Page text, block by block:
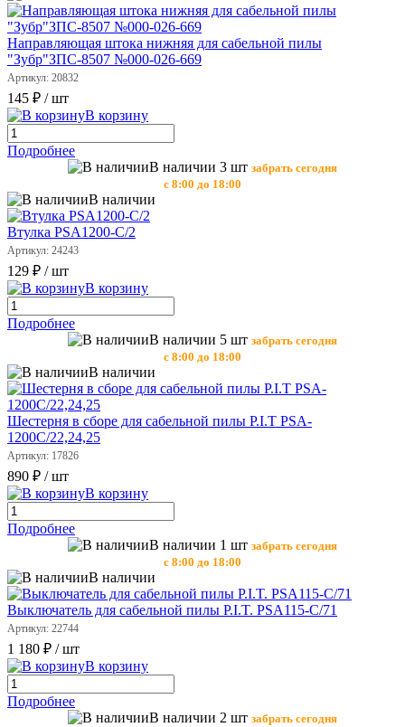
Направляющая штока нижняя для сабельной пилы
"Зубр"ЗПС-8507 №000-026-669
Артикул: 20832
145 ₽ / шт
В корзину
Подробнее
В наличии 3 шт забрать сегодня
с 8:00 до 18:00
В наличии
Втулка PSA1200-C/2
Артикул: 24243
129 ₽ / шт
В корзину
Подробнее
В наличии 5 шт забрать сегодня
с 8:00 до 18:00
В наличии
Шестерня в сборе для сабельной пилы P.I.T PSA-
1200С/22,24,25
Артикул: 17826
890 ₽ / шт
В корзину
Подробнее
В наличии 1 шт забрать сегодня
с 8:00 до 18:00
В наличии
Выключатель для сабельной пилы P.I.T. PSA115-C/71
Артикул: 22744
1 180 ₽ / шт
В корзину
Подробнее
В наличии 2 шт забрать сегодня